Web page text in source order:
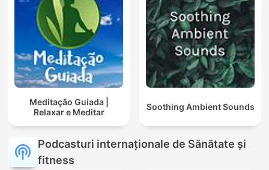
Meditação Guiada |
Relaxar e Meditar
Soothing Ambient Sounds
Podcasturi internaționale de Sănătate și
fitness